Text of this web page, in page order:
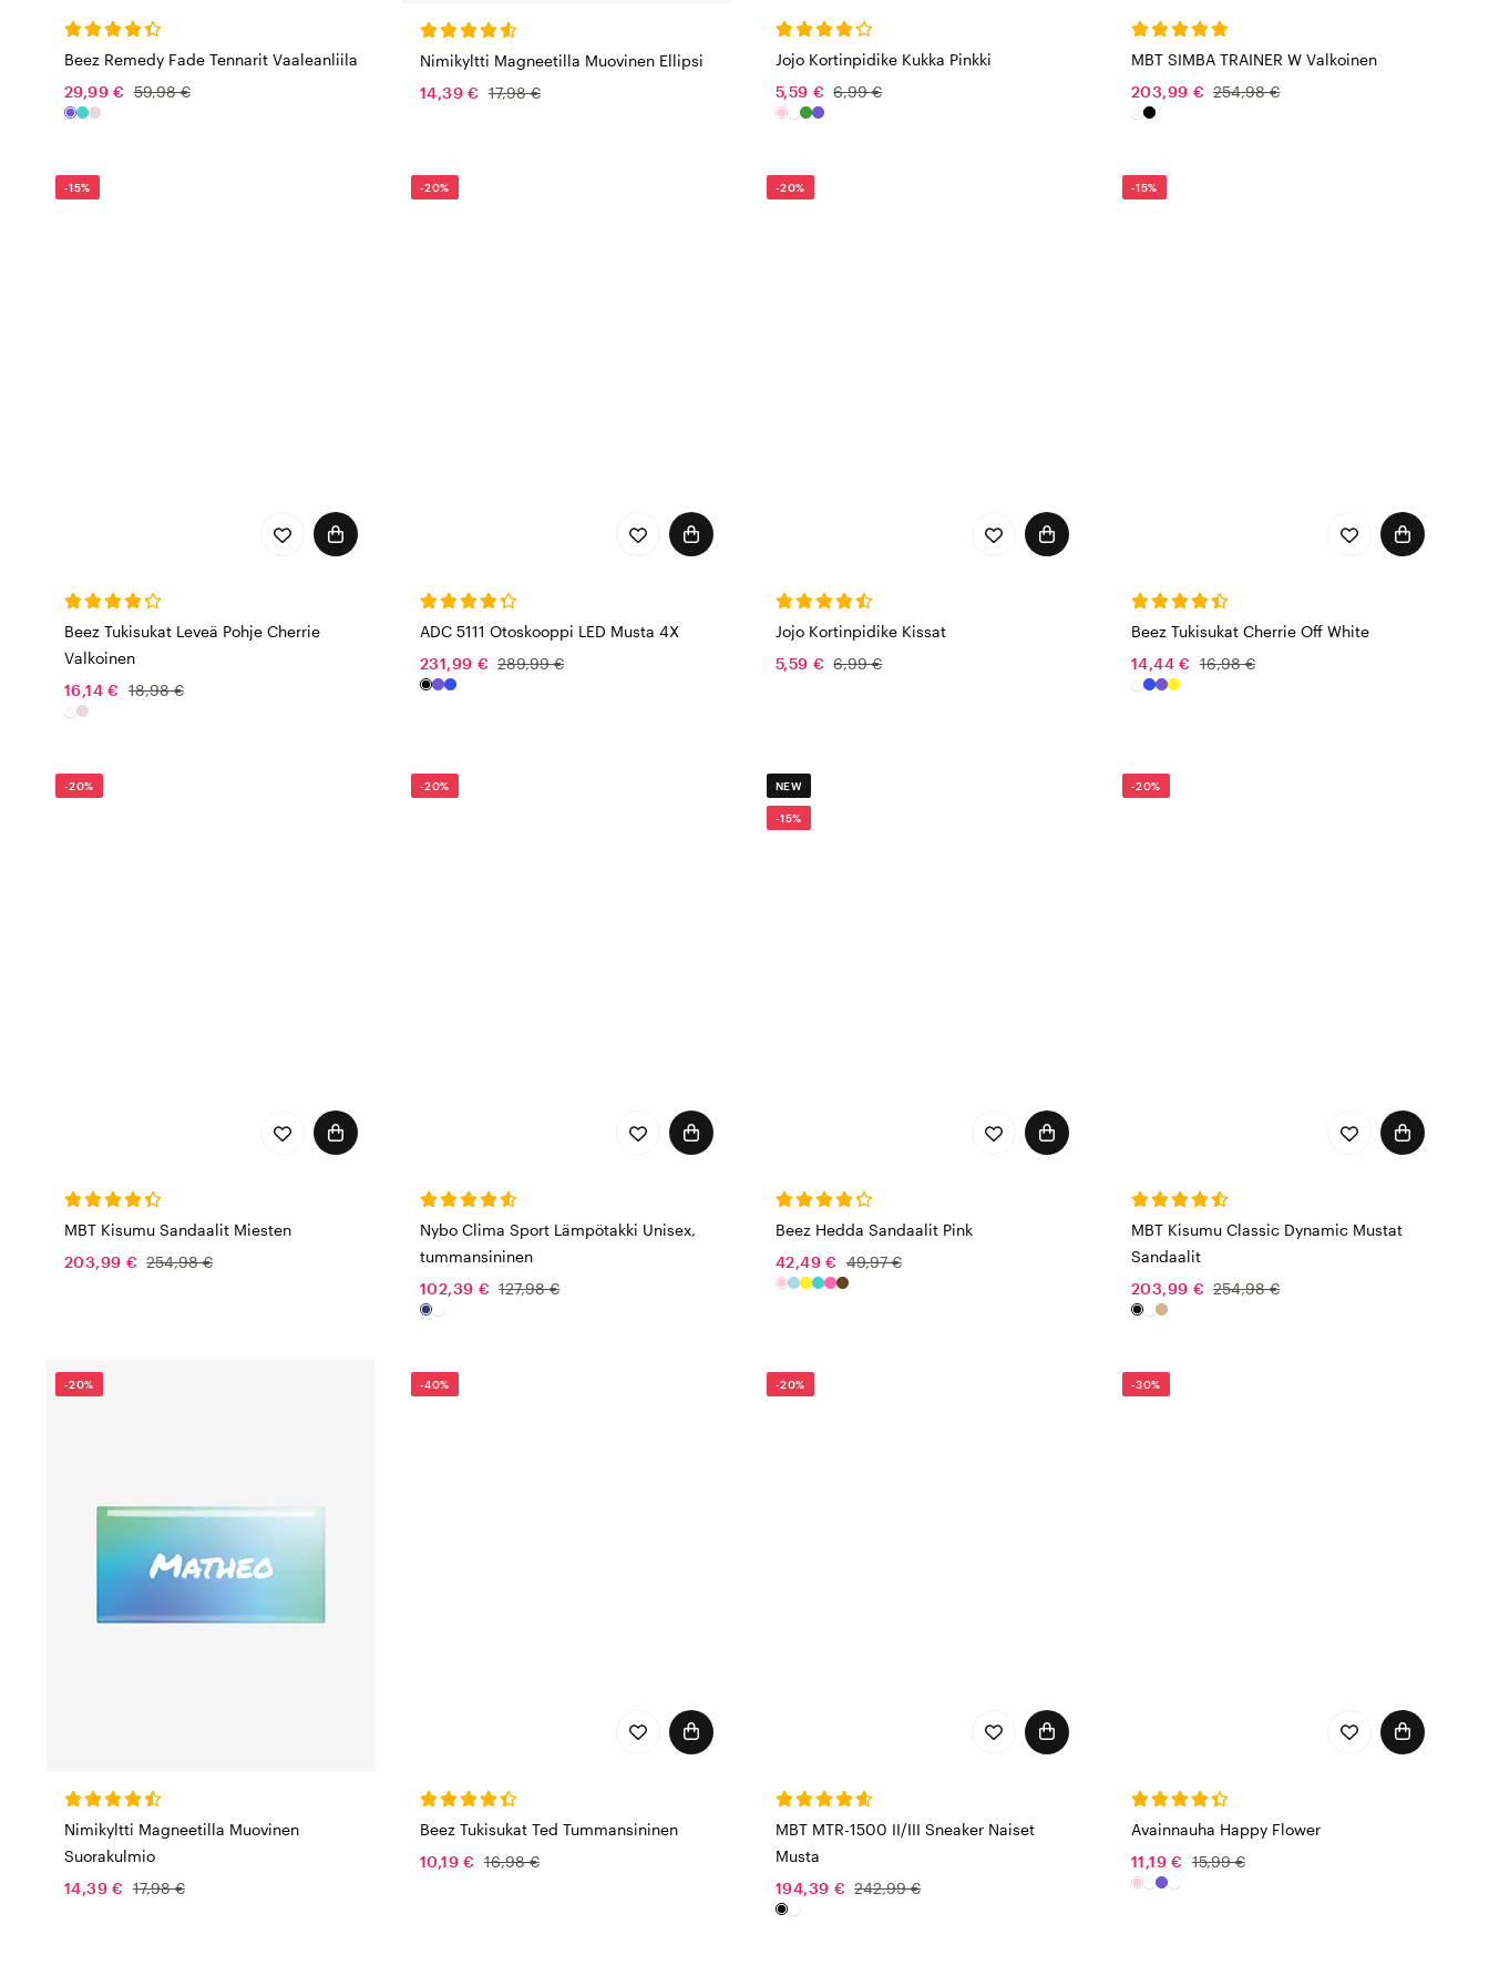
Beez Remedy Fade Tennarit Vaaleanliila
29,99 € 59,98 €
Nimikyltti Magneetilla Muovinen Ellipsi
14,39 € 17,98 €
Jojo Kortinpidike Kukka Pinkki
5,59 € 6,99 €
MBT SIMBA TRAINER W Valkoinen
203,99 € 254,98 €
-15%
Beez Tukisukat Leveä Pohje Cherrie
Valkoinen
16,14 € 18,98 €
-20%
ADC 5111 Otoskooppi LED Musta 4X
231,99 € 289,99 €
-20%
Jojo Kortinpidike Kissat
5,59 € 6,99 €
-15%
Beez Tukisukat Cherrie Off White
14,44 € 16,98 €
-20%
MBT Kisumu Sandaalit Miesten
203,99 € 254,98 €
-20%
Nybo Clima Sport Lämpötakki Unisex,
tummansininen
102,39 € 127,98 €
NEW
-15%
Beez Hedda Sandaalit Pink
42,49 € 49,97 €
-20%
MBT Kisumu Classic Dynamic Mustat
Sandaalit
203,99 € 254,98 €
-20%
Nimikyltti Magneetilla Muovinen
Suorakulmio
14,39 € 17,98 €
-40%
Beez Tukisukat Ted Tummansininen
10,19 € 16,98 €
-20%
MBT MTR-1500 II/III Sneaker Naiset
Musta
194,39 € 242,99 €
-30%
Avainnauha Happy Flower
11,19 € 15,99 €